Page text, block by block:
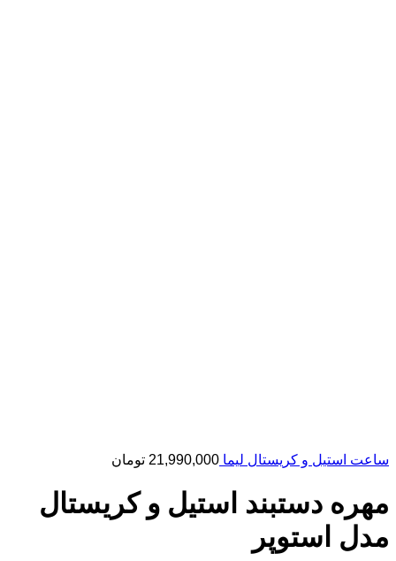
ساعت استیل و کریستال لیما 21,990,000 تومان
مهره دستبند استیل و کریستال
مدل استوپر